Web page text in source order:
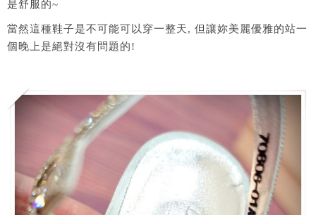
是舒服的~
當然這種鞋子是不可能可以穿一整天, 但讓妳美麗優雅的站一
個晚上是絕對沒有問題的!